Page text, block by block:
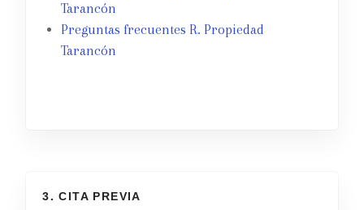
Tarancón
Preguntas frecuentes R. Propiedad
Tarancón
3. CITA PREVIA